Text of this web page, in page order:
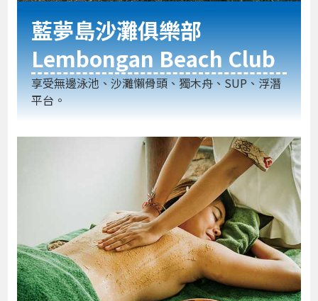
藍夢島沙灘俱樂部
Lembongan Beach Club
享受無邊泳池、沙灘懶骨頭、獨木舟、SUP、浮潛
平台。